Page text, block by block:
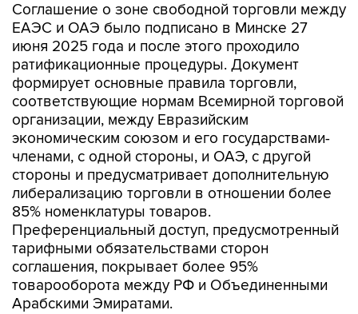
Соглашение о зоне свободной торговли между
ЕАЭС и ОАЭ было подписано в Минске 27
июня 2025 года и после этого проходило
ратификационные процедуры. Документ
формирует основные правила торговли,
соответствующие нормам Всемирной торговой
организации, между Евразийским
экономическим союзом и его государствами-
членами, с одной стороны, и ОАЭ, с другой
стороны и предусматривает дополнительную
либерализацию торговли в отношении более
85% номенклатуры товаров.
Преференциальный доступ, предусмотренный
тарифными обязательствами сторон
соглашения, покрывает более 95%
товарооборота между РФ и Объединенными
Арабскими Эмиратами.